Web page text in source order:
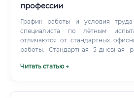
профессии
График работы и условия
специалиста по лётным
отличаются от стандартных
работы: Стандартная 5-дневная рабочая неделя — в
Ненормированный рабочий день
Читать статью →